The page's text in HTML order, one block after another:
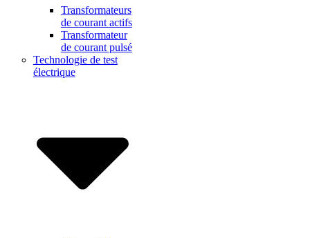
Transformateurs
de courant actifs
Transformateur
de courant pulsé
Technologie de test
électrique